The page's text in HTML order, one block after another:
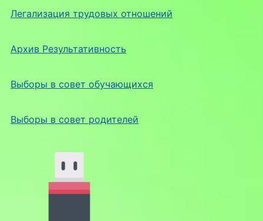
Легализация трудовых отношений
Архив Результативность
Выборы в совет обучающихся
Выборы в совет родителей